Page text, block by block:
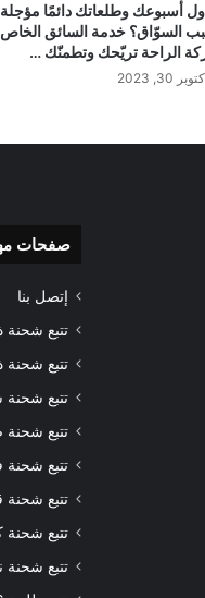
أسبوعك وطلعاتك دائمًا مؤجلة
السوّاق؟ خدمة السائق
الراحة تريّحك وتطمنّك …
30, 2023
صفحات
إتصل بنا
تتبع
تتبع
تتبع
تتبع شحنة
تتبع شحنة
تتبع شحنة
تتبع شحنة
تتبع شحنة